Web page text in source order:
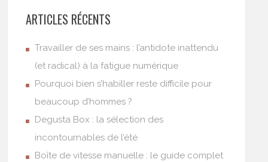
ARTICLES RÉCENTS
Travailler de ses mains : l’antidote inattendu
(et radical) à la fatigue numérique
Pourquoi bien s’habiller reste difficile pour
beaucoup d’hommes ?
Degusta Box : la sélection des
incontournables de l’été
Boîte de vitesse manuelle : le guide complet